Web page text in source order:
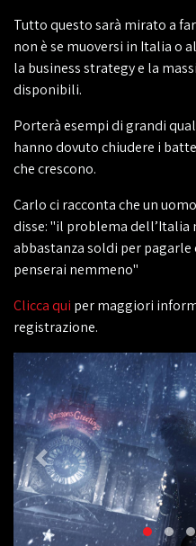
Tutto questo sarà mirato a
non è se muoversi in Italia o
la business strategy e la
disponibili.
Porterà esempi di grandi
hanno dovuto chiudere i
che crescono.
Carlo ci racconta che un
disse: "il problema dell’Italia
abbastanza soldi per pagarle
penserai nemmeno"
Clicca qui per maggiori
registrazione.